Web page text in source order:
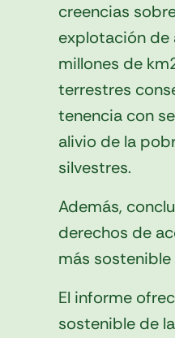
creencias
explotación de
millones de km
terrestres
tenencia con
alivio de la
silvestres.
Además,
derechos de
más
El informe
sostenible de